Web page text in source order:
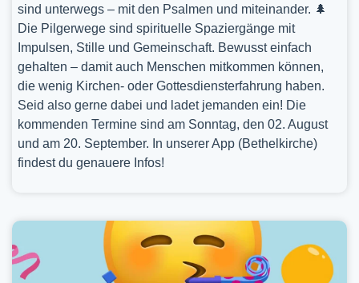
sind unterwegs – mit den Psalmen und miteinander. 🌲
Die Pilgerwege sind spirituelle Spaziergänge mit
Impulsen, Stille und Gemeinschaft. Bewusst einfach
gehalten – damit auch Menschen mitkommen können,
die wenig Kirchen- oder Gottesdiensterfahrung haben.
Seid also gerne dabei und ladet jemanden ein! Die
kommenden Termine sind am Sonntag, den 02. August
und am 20. September. In unserer App (Bethelkirche)
findest du genauere Infos!